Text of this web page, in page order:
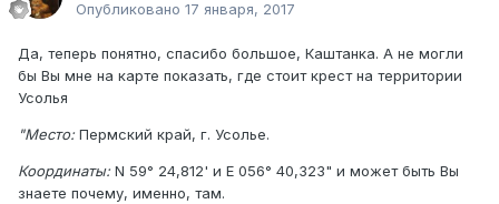
Опубликовано 17 января, 2017
Да, теперь понятно, спасибо большое, Каштанка. А не могли
бы Вы мне на карте показать, где стоит крест на территории
Усолья
"Место: Пермский край, г. Усолье.
Координаты: N 59° 24,812' и E 056° 40,323" и может быть Вы
знаете почему, именно, там.